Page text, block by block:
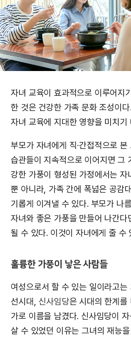
자녀 교육이 효과적으로 이루어지
한 것은 건강한 가족 문화 조성이
자녀 교육에 지대한 영향을 미치기
부모가 자녀에게 직∙간접적으로
습관들이 지속적으로 이어지면 그
강한 가풍이 형성된 가정에서는 자
뿐 아니라, 가족 간에 폭넓은 공감
기롭게 이겨낼 수 있다. 부모가 나
자녀와 좋은 가풍을 만들어 나간
될 수 있다. 이것이 자녀에게 줄 수
훌륭한 가풍이 낳은 사람들
여성으로서 할 수 있는 일이라고는
선시대, 신사임당은 시대의 한계를
가로 이름을 남겼다. 신사임당이
살 수 있었던 이유는 그녀의 재능